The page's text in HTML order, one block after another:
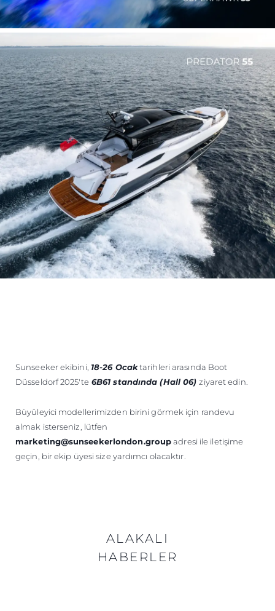
Sunseeker ekibini, 18-26 Ocaktarihleri arasında Boot
Düsseldorf 2025'te 6B61 standında (Hall 06)ziyaret edin.
Büyüleyici modellerimizden birini görmek için randevu
almak isterseniz, lütfen
marketing@sunseekerlondon.groupadresi ile iletişime
geçin, bir ekip üyesi size yardımcı olacaktır.
ALAKALI
HABERLER